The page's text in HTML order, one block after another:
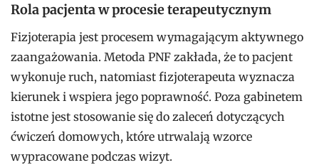
Rola pacjenta w procesie terapeutycznym
Fizjoterapia jest procesem wymagającym aktywnego
zaangażowania. Metoda PNF zakłada, że to pacjent
wykonuje ruch, natomiast fizjoterapeuta wyznacza
kierunek i wspiera jego poprawność. Poza gabinetem
istotne jest stosowanie się do zaleceń dotyczących
ćwiczeń domowych, które utrwalają wzorce
wypracowane podczas wizyt.